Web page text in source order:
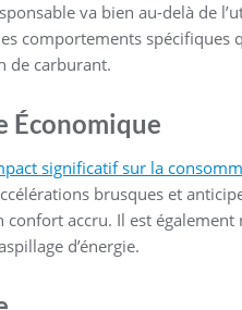
va bien au-delà de
comportements spécifiques
de carburant.
Économique
significatif sur la
brusques et
accru. Il est
d’énergie.